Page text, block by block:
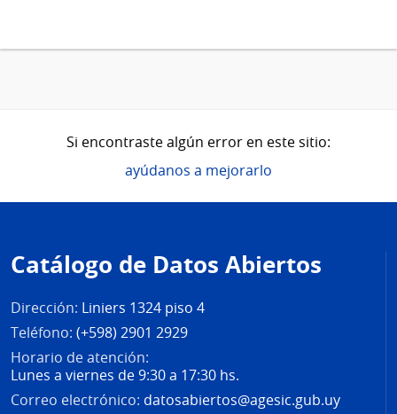
Si encontraste algún error en este sitio:
ayúdanos a mejorarlo
de
página
Catálogo de Datos Abiertos
Dirección: Liniers 1324 piso 4
Teléfono: (+598) 2901 2929
Horario de atención:
Lunes a viernes de 9:30 a 17:30 hs.
Correo electrónico: datosabiertos@agesic.gub.uy